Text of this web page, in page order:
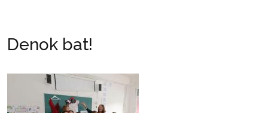
Denok bat!